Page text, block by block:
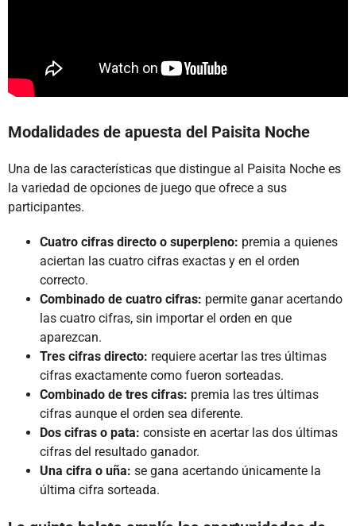
Modalidades de apuesta del Paisita Noche
Una de las características que distingue al Paisita Noche es
la variedad de opciones de juego que ofrece a sus
participantes.
Cuatro cifras directo o superpleno: premia a quienes
aciertan las cuatro cifras exactas y en el orden
correcto.
Combinado de cuatro cifras: permite ganar acertando
las cuatro cifras, sin importar el orden en que
aparezcan.
Tres cifras directo: requiere acertar las tres últimas
cifras exactamente como fueron sorteadas.
Combinado de tres cifras: premia las tres últimas
cifras aunque el orden sea diferente.
Dos cifras o pata: consiste en acertar las dos últimas
cifras del resultado ganador.
Una cifra o uña: se gana acertando únicamente la
última cifra sorteada.